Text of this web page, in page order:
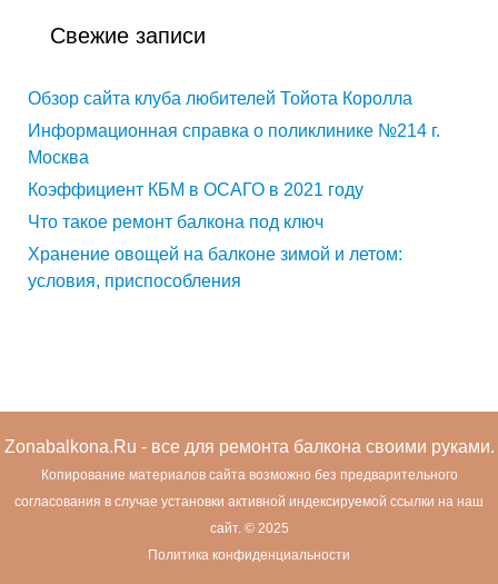
Свежие записи
Обзор сайта клуба любителей Тойота Королла
Информационная справка о поликлинике №214 г.
Москва
Коэффициент КБМ в ОСАГО в 2021 году
Что такое ремонт балкона под ключ
Хранение овощей на балконе зимой и летом:
условия, приспособления
Zonabalkona.Ru - все для ремонта балкона своими руками.
Копирование материалов сайта возможно без предварительного
согласования в случае установки активной индексируемой ссылки на наш
сайт. © 2025
Политика конфиденциальности